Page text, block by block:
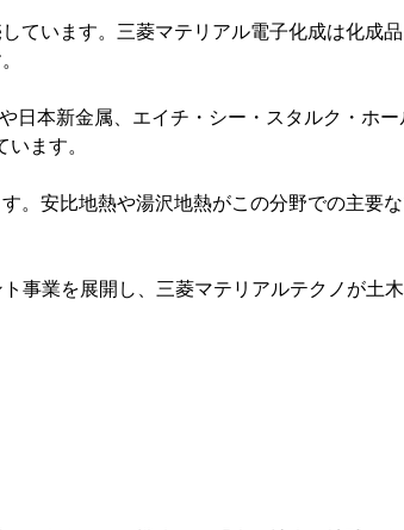
ています。三菱マテリアル電子化成は化成
本新金属、エイチ・シー・スタルク・ホ
ます。
。安比地熱や湯沢地熱がこの分野での主要
事業を展開し、三菱マテリアルテクノが土